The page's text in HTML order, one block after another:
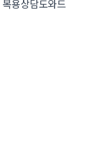
용상담도와드